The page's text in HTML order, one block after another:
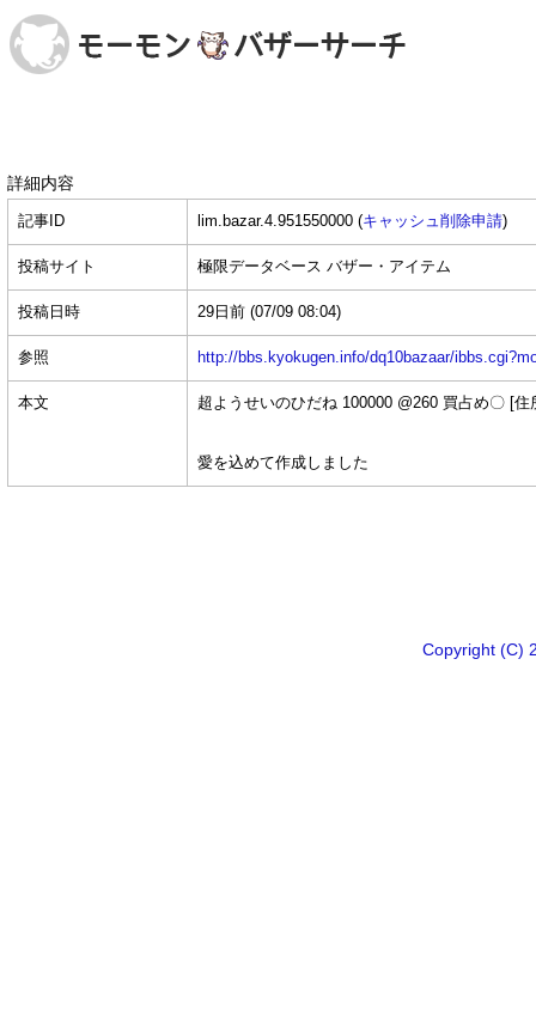
詳細内容
記事ID lim.bazar.4.951550000 (キャッシュ削除申請)
投稿サイト 極限データベース バザー・アイテム
投稿日時 29日前 (07/09 08:04)
参照 http://bbs.kyokugen.info/dq10bazaar/
本文 超ようせいのひだね 100000 @260 買占め〇 [
愛を込めて作成しました
Copyright (C)